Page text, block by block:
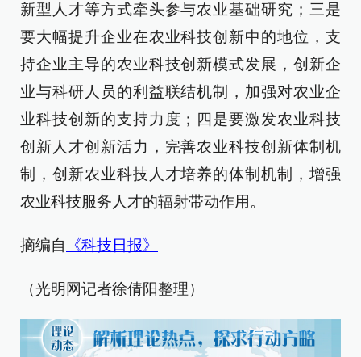
新型人才等方式牵头参与农业基础研究；三是
要大幅提升企业在农业科技创新中的地位，支
持企业主导的农业科技创新模式发展，创新企
业与科研人员的利益联结机制，加强对农业企
业科技创新的支持力度；四是要激发农业科技
创新人才创新活力，完善农业科技创新体制机
制，创新农业科技人才培养的体制机制，增强
农业科技服务人才的辐射带动作用。
摘编自 《科技日报》
（光明网记者徐倩阳整理）